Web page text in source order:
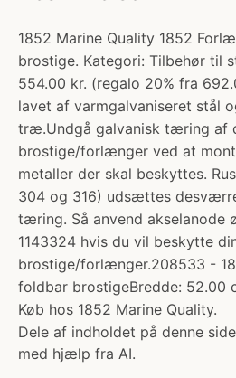
1852 Marine Quality 1852
brostige. Kategori: Tilbehør til
554.00 kr. (regalo 20% fra
lavet af varmgalvaniseret stål
træ.Undgå galvanisk tæring af
brostige/forlænger ved at
metaller der skal beskyttes.
304 og 316) udsættes
tæring. Så anvend akselanode
1143324 hvis du vil beskytte
brostige/forlænger.208533 -
foldbar brostigeBredde: 52.00
Køb hos 1852 Marine Quality.
Dele af indholdet på denne
med hjælp fra AI.